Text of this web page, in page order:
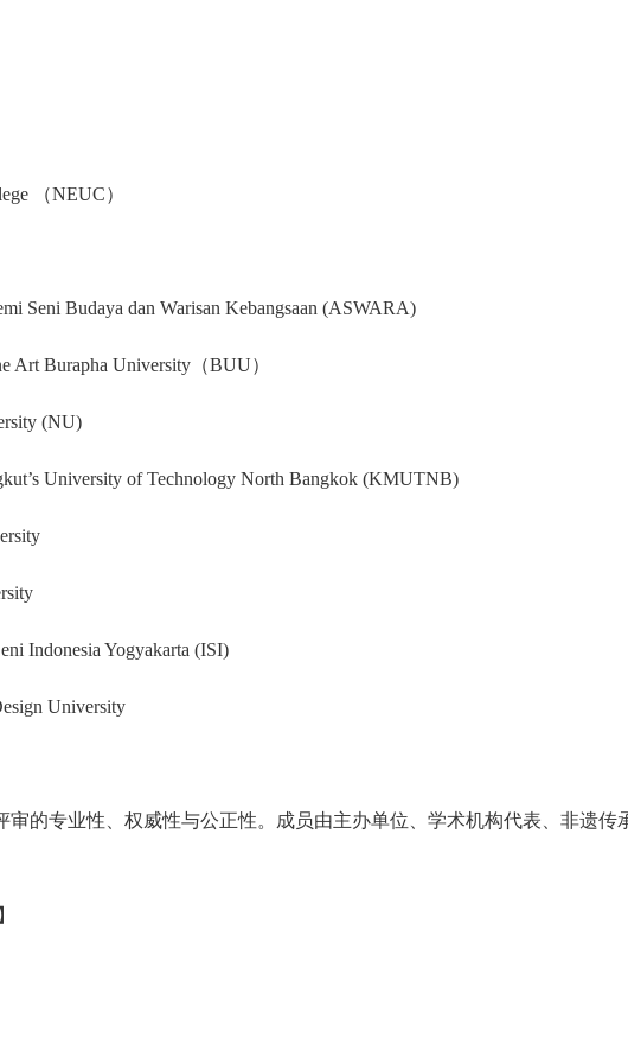
（NEUC）
Seni Budaya dan Warisan Kebangsaan (ASWARA)
Burapha University（BUU）
(NU)
University of Technology North Bangkok (KMUTNB)
Indonesia Yogyakarta (ISI)
University
审的专业性、权威性与公正性。成员由主办单位、学术机构代表、非遗传